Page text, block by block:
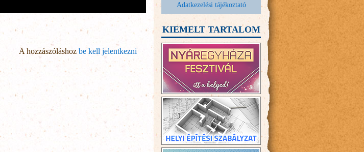
A hozzászóláshoz be kell jelentkezni
Adatkezelési tájékoztató
KIEMELT TARTALOM